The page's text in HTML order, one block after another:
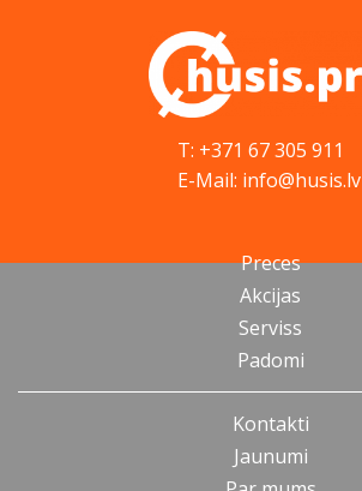
T: +371 67 305 911
E-Mail: info@husis.lv
Preces
Akcijas
Serviss
Padomi
Kontakti
Jaunumi